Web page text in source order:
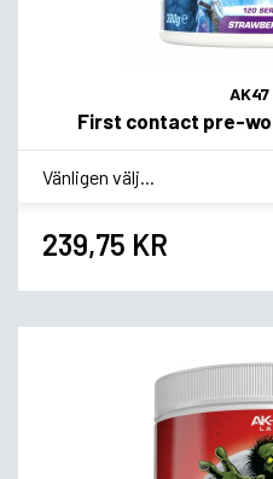
First contact pre-
* Smagsvariant
239,75 KR